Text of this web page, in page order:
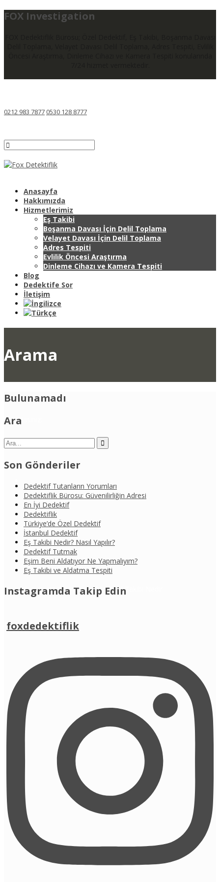
FOX Investigation
0212 983 7877 0530 128 8777
Anasayfa
Hakkımızda
Hizmetlerimiz
Eş Takibi
Boşanma Davası İçin Delil Toplama
Velayet Davası İçin Delil Toplama
Adres Tespiti
Evlilik Öncesi Araştırma
Dinleme Cihazı ve Kamera Tespiti
Blog
Dedektife Sor
İletişim
Arama
Buradasınız:
/
Şunun için arama yap: Personel Takibi Nedir
Bulunamadı
Ara
Son Gönderiler
Dedektif Tutanların Yorumları
Dedektiflik Bürosu: Güvenilirliğin Adresi
En İyi Dedektif
Dedektiflik
Türkiye’de Özel Dedektif
İstanbul Dedektif
Eş Takibi Nedir? Nasıl Yapılır?
Dedektif Tutmak
Eşim Beni Aldatıyor Ne Yapmalıyım?
Eş Takibi ve Aldatma Tespiti
Instagramda Takip Edin
foxdedektiflik